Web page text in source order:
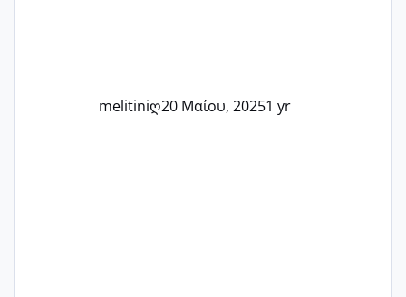
melitiniღ20 Μαίου, 20251 yr